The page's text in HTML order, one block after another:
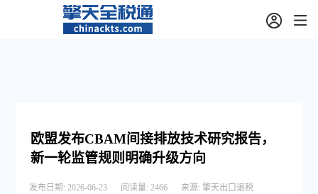
欧盟发布CBAM间接排放技术研究报告，
新一轮监管规则明确升级方向
发布日期: 2026-06-23 阅读量: 2466 来源: 擎天出口退税